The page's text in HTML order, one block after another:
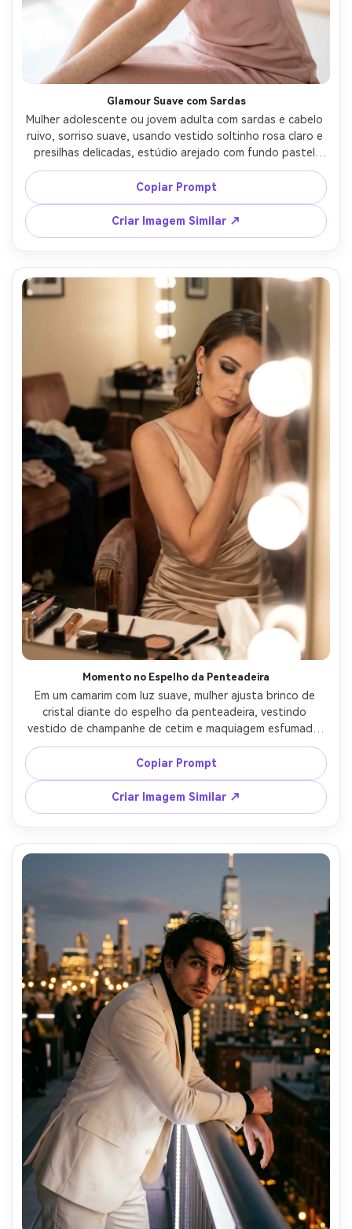
Glamour Suave com Sardas
Mulher adolescente ou jovem adulta com sardas e cabelo
ruivo, sorriso suave, usando vestido soltinho rosa claro e
presilhas delicadas, estúdio arejado com fundo pastel
claro, grande luz suave tipo janela e preenchimento
mínimo, Sony A7R V 85mm f/1.4, retrato de close-up,
glamour romântico e fresco, textura de pele realista com
sardas preservadas, gradação de cor suave, alta
resolução --ar 4:5
Copiar Prompt
Criar Imagem Similar ↗
Momento no Espelho da Penteadeira
Em um camarim com luz suave, mulher ajusta brinco de
cristal diante do espelho da penteadeira, vestindo
vestido de champanhe de cetim e maquiagem esfumada,
luzes quentes e preenchimento sutil, Nikon Z9 50mm
f/1.4, enquadramento de meio corpo refletido, atmosfera
íntima de glamour nos bastidores, textura de pele
realista, luzes suaves, alta resolução, foco nítido --ar 4:5
Copiar Prompt
Criar Imagem Similar ↗
Crie imagens com
IA sem limites.
100% grátis!